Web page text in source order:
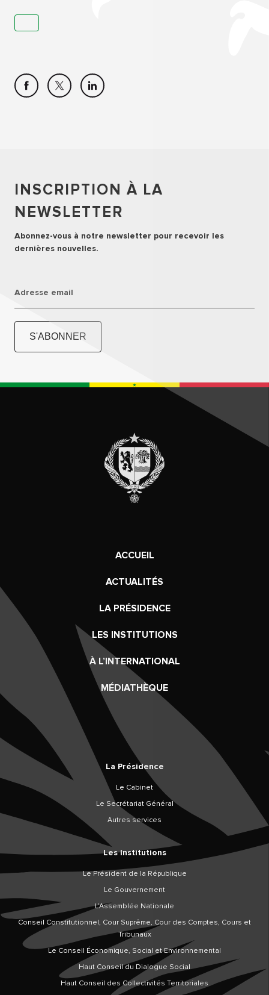
INSCRIPTION À LA
NEWSLETTER
Abonnez-vous à notre newsletter pour recevoir les
dernières nouvelles.
Adresse email
S'ABONNER
ACCUEIL
ACTUALITÉS
LA PRÉSIDENCE
LES INSTITUTIONS
À L’INTERNATIONAL
MÉDIATHÈQUE
La Présidence
Le Cabinet
Le Secrétariat Général
Autres services
Les Institutions
Le Président de la République
Le Gouvernement
L’Assemblée Nationale
Conseil Constitutionnel, Cour Suprême, Cour des Comptes, Cours et
Tribunaux
Le Conseil Économique, Social et Environnemental
Haut Conseil du Dialogue Social
Haut Conseil des Collectivités Territoriales